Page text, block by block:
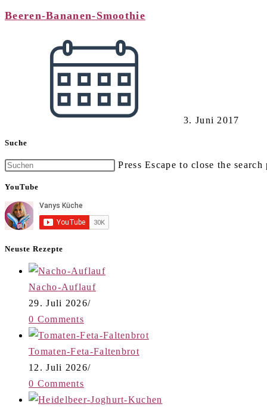
Beeren-Bananen-Smoothie
3. Juni 2017
Suche
Press Escape to close the search
YouTube
Neuste Rezepte
Nacho-Auflauf
29. Juli 2026/
0 Comments
Tomaten-Feta-Faltenbrot
12. Juli 2026/
0 Comments